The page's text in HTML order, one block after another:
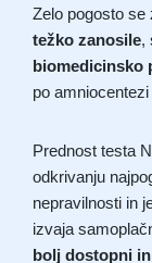
Zelo pogosto se
težko zanosile,
biomedicinsko
po
Prednost testa
odkrivanju
nepravilnosti in
izvaja
bolj dostopni